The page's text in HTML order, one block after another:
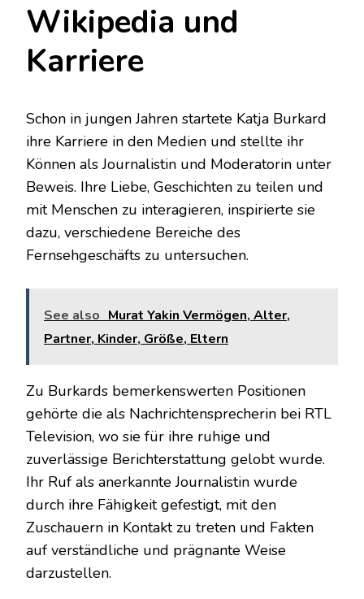
Wikipedia und
Karriere
Schon in jungen Jahren startete Katja Burkard
ihre Karriere in den Medien und stellte ihr
Können als Journalistin und Moderatorin unter
Beweis. Ihre Liebe, Geschichten zu teilen und
mit Menschen zu interagieren, inspirierte sie
dazu, verschiedene Bereiche des
Fernsehgeschäfts zu untersuchen.
See also Murat Yakin Vermögen, Alter,
Partner, Kinder, Größe, Eltern
Zu Burkards bemerkenswerten Positionen
gehörte die als Nachrichtensprecherin bei RTL
Television, wo sie für ihre ruhige und
zuverlässige Berichterstattung gelobt wurde.
Ihr Ruf als anerkannte Journalistin wurde
durch ihre Fähigkeit gefestigt, mit den
Zuschauern in Kontakt zu treten und Fakten
auf verständliche und prägnante Weise
darzustellen.